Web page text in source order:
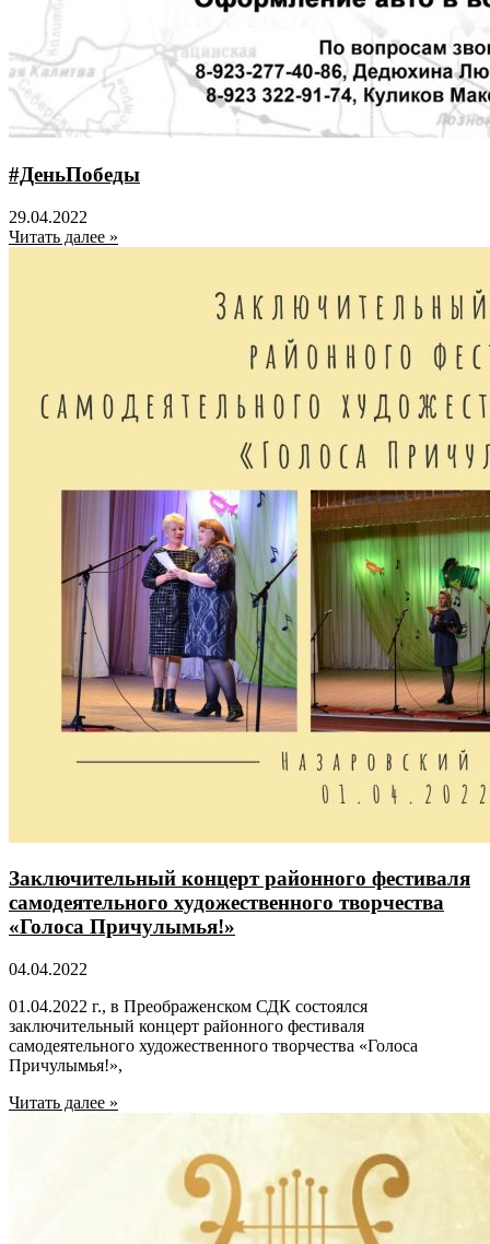
#ДеньПобеды
29.04.2022
Читать далее »
Заключительный концерт районного фестиваля
самодеятельного художественного творчества
«Голоса Причулымья!»
04.04.2022
01.04.2022 г., в Преображенском СДК состоялся
заключительный концерт районного фестиваля
самодеятельного художественного творчества «Голоса
Причулымья!»,
Читать далее »